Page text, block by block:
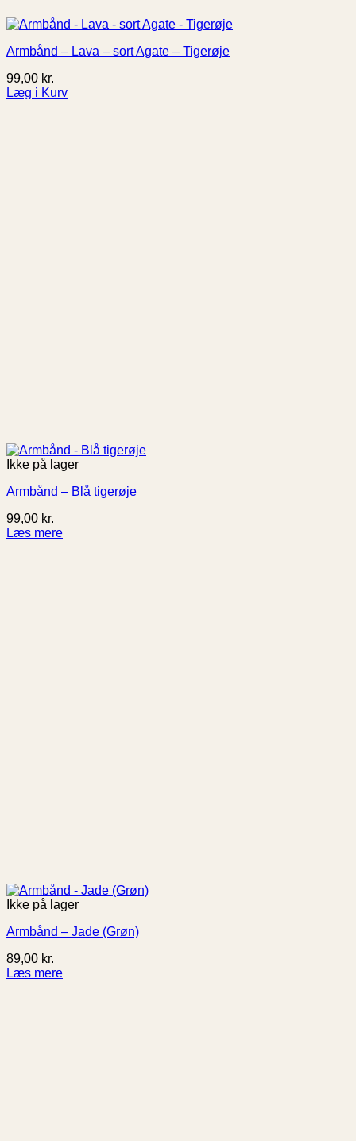
Armbånd – Lava – sort Agate – Tigerøje
99,00 kr.
Læg i Kurv
Ikke på lager
Armbånd – Blå tigerøje
99,00 kr.
Læs mere
Ikke på lager
Armbånd – Jade (Grøn)
89,00 kr.
Læs mere